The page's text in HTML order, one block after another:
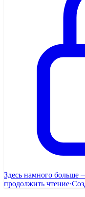
Здесь намного больше
продолжить чтение·